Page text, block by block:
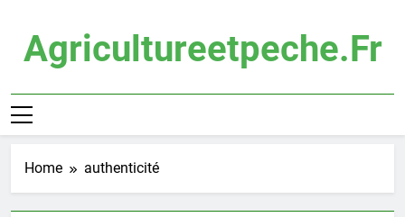
contentAgricultureetpeche.fr
Home authenticité